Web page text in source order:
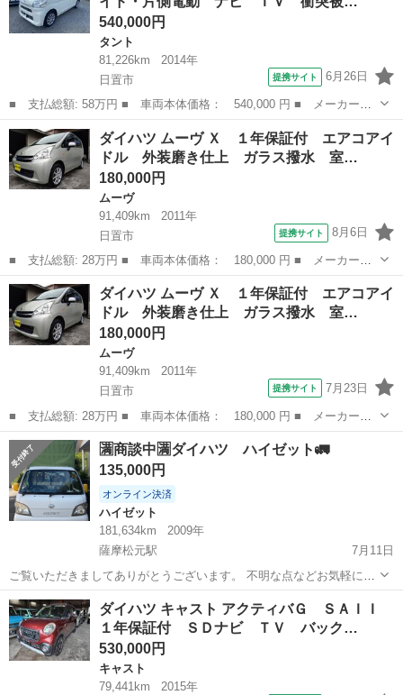
ニング ＣＤ ■...
540,000円
タント
81,226km
2014年
日置市
提携サイト 6月26日
■ 支払総額: 58万円 ■ 車両本体価格： 540,000 円 ■ メーカー
名： ダイハツ ■ 車種名： タント ■ グレード名： Ｘ ＳＡ
ＥＴＣ 両側スライド・片側電動 ナビ ＴＶ 衝突被害軽減システ
ム スマートキー...
鹿児島 日置市 タント
ダイハツ ムーヴ Ｘ １年保証付 エアコアイ
ドル 外装磨き仕上 ガラス撥水 室…
180,000円
ムーヴ
91,409km
2011年
日置市
提携サイト 8月6日
■ 支払総額: 28万円 ■ 車両本体価格： 180,000 円 ■ メーカー
名： ダイハツ ■ 車種名： ムーヴ ■ グレード名： Ｘ １年保
証付 エアコアイドル 外装磨き仕上 ガラス撥水 室内除菌クリー
ニング ＣＤ ■...
鹿児島 日置市 ムーヴ 車両
ダイハツ ムーヴ Ｘ １年保証付 エアコアイ
ドル 外装磨き仕上 ガラス撥水 室…
180,000円
ムーヴ
91,409km
2011年
日置市
提携サイト 7月23日
■ 支払総額: 28万円 ■ 車両本体価格： 180,000 円 ■ メーカー
名： ダイハツ ■ 車種名： ムーヴ ■ グレード名： Ｘ １年保
証付 エアコアイドル 外装磨き仕上 ガラス撥水 室内除菌クリー
ニング ＣＤ ■...
鹿児島 日置市 ムーヴ 車両
🈵商談中🈵ダイハツ ハイゼット🚛
135,000円
オンライン決済
ハイゼット
181,634km
2009年
薩摩松元駅
7月11日
ご覧いただきましてありがとうございます。 不明な点などお気軽にご
連絡ください。 問い合わせ多い為、購入の意思が高い方を 優先いたし
ます。 また名義変更等などは 行っておりませんのでできる方でお願い
します。 荷台DIY...
鹿児島 日置市 薩摩松元駅 ハイゼット
ダイハツ キャスト アクティバＧ ＳＡＩＩ
１年保証付 ＳＤナビ ＴＶ バック…
530,000円
キャスト
79,441km
2015年